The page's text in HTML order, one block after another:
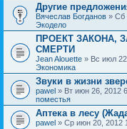
Другие
Вячеслав Богданов » Сб
Экодело
ПРОЕКТ ЗАКОНА,
СМЕРТИ
Jean Alouette » Вс июл
Экономика
Звуки в жизни
pawel » Вт июн 26, 2012
поместья
Аптека в лесу
pawel » Ср июн 20, 2012